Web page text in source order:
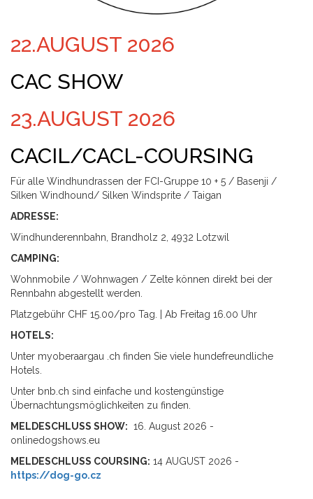
22.AUGUST 2026
CAC SHOW
23.AUGUST 2026
CACIL/CACL-COURSING
Für alle Windhundrassen der FCI-Gruppe 10 + 5 / Basenji /
Silken Windhound/ Silken Windsprite / Taigan
ADRESSE:
Windhunderennbahn, Brandholz 2, 4932 Lotzwil
CAMPING:
Wohnmobile / Wohnwagen / Zelte können direkt bei der
Rennbahn abgestellt werden.
Platzgebühr CHF 15.00/pro Tag. | Ab Freitag 16.00 Uhr
HOTELS:
Unter myoberaargau .ch finden Sie viele hundefreundliche
Hotels.
Unter bnb.ch sind einfache und kostengünstige
Übernachtungsmöglichkeiten zu finden.
MELDESCHLUSS SHOW: 16. August 2026 -
onlinedogshows.eu
MELDESCHLUSS COURSING: 14 AUGUST 2026 -
https://dog-go.cz